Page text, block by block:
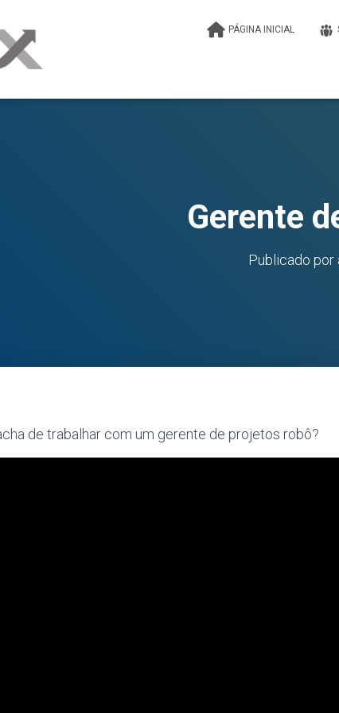
PÁGINA INICIAL
Gerente
Publicado por
de trabalhar com um gerente de projetos robô?